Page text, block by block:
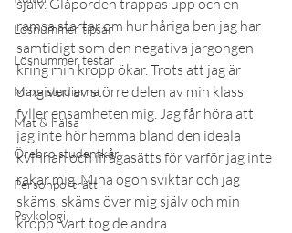
Lösnummer tipsar
Lösnummer testar
Maxa studierna
Mat & hälsa
Örebro studentkår
Personporträtt
Psykologi
själv. Glåporden trappas upp och en
ramsa startar om hur håriga ben jag har
samtidigt som den negativa jargongen
kring min kropp ökar. Trots att jag är
omgiven av större delen av min klass
fyller ensamheten mig. Jag får höra att
jag inte hör hemma bland den ideala
kvinnan och ifrågasätts för varför jag inte
rakar mig. Mina ögon sviktar och jag
skäms, skäms över mig själv och min
kropp. Vart tog de andra